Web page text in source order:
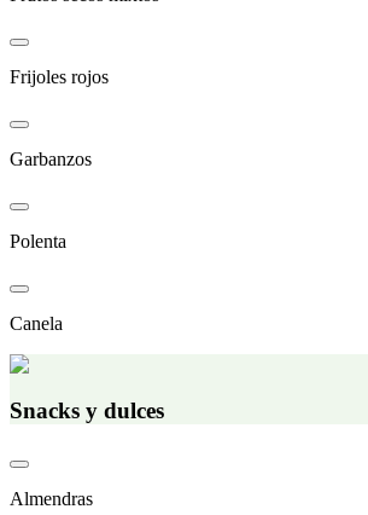
Frijoles rojos
Garbanzos
Polenta
Canela
Snacks y dulces
Almendras